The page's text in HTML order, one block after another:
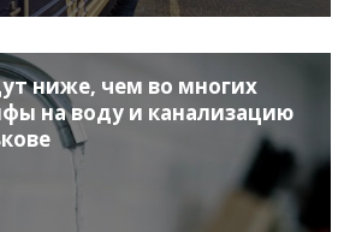
ниже, чем во многих
на воду и канализацию